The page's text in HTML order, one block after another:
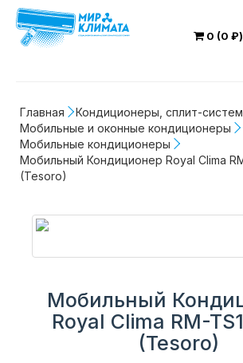
0 (0 ₽)
Главная
Кондиционеры, сплит-
Мобильные и оконные кондиционеры
Мобильные кондиционеры
Мобильный Кондиционер Royal Clima
(Tesoro)
Мобильный
Royal Clima RM-
(Tesoro)